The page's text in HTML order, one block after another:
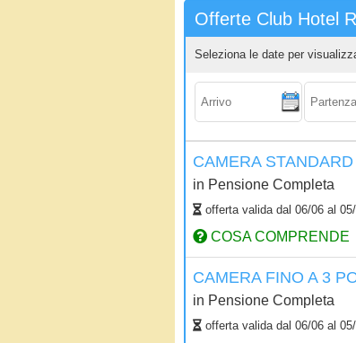
Offerte Club Hotel
Seleziona le date per
CAMERA
in Pensione Completa
offerta valida dal 06/06al
COSA COMPRENDE
CAMERA FINO A 3
in Pensione Completa
offerta valida dal 06/06al